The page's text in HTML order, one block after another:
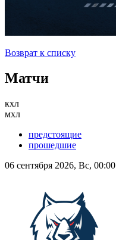
Возврат к списку
Матчи
кхл
мхл
предстоящие
прошедшие
06 сентября 2026, Вс, 00:00